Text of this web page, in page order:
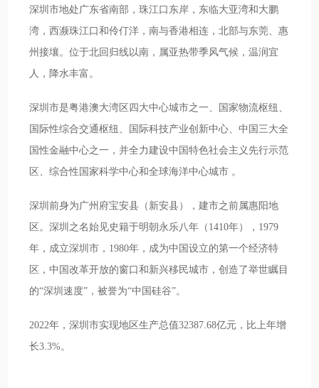
深圳市地处广东省南部，珠江口东岸，东临大亚湾和大鹏
湾，西濒珠江口和伶仃洋，南与香港相连，北部与东莞、惠
州接壤。位于北回归线以南，属亚热带季风气候，温润宜
人，降水丰富。
深圳市是粤港澳大湾区四大中心城市之一、国家物流枢纽、
国际性综合交通枢纽、国际科技产业创新中心、中国三大全
国性金融中心之一，并全力建设中国特色社会主义先行示范
区、综合性国家科学中心和全球海洋中心城市 。
深圳前身为广州府宝安县（新安县），建市之前属惠阳地
区。深圳之名始见史籍于明朝永乐八年（1410年），1979
年，成立深圳市，1980年，成为中国设立的第一个经济特
区，中国改革开放的窗口和新兴移民城市，创造了举世瞩目
的“深圳速度”，被誉为“中国硅谷”。
2022年，深圳市实现地区生产总值32387.68亿元，比上年增
长3.3%。